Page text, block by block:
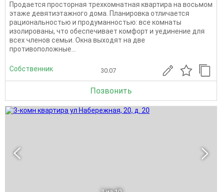
Продается просторная трехкомнатная квартира на восьмом
этаже девятиэтажного дома. Планировка отличается
рациональностью и продуманностью: все комнаты
изолированы, что обеспечивает комфорт и уединение для
всех членов семьи. Окна выходят на две
противоположные...
Собственник 30.07
Позвонить